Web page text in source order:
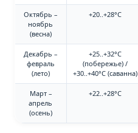
Октябрь –
ноябрь
(весна)
+20..+28°C
Декабрь –
февраль
(лето)
+25..+32°C
(побережье) /
+30..+40°C (саванна)
Март –
апрель
(осень)
+22..+28°C